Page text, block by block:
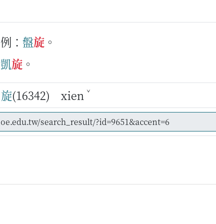
例： 盤旋 。
凱旋 。
旋(16342) xien ˇ